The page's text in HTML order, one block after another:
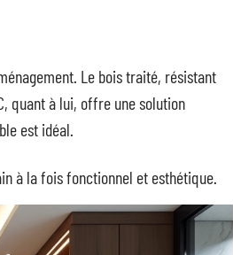
Le bois traité, résistant
quant à lui, offre une solution
est idéal.
à la fois fonctionnel et esthétique.